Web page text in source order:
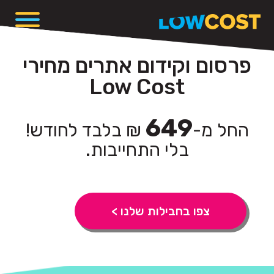
פרסום וקידום אתרים מחירי
Low Cost
החל מ-649 ₪ בלבד לחודש!
בלי התחייבות.
צפו בחבילות שלנו >